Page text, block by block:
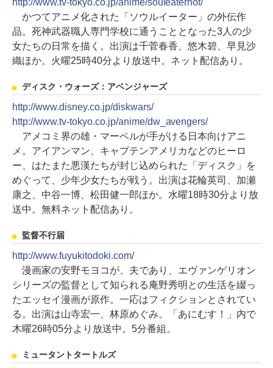
http://www.tv-tokyo.co.jp/anime/souleaternot/
かつてアニメ化された「ソウルイーター」の外伝作
品。死神武器職人専門学校に通うこととなった3人の少
女たちの日常を描く。出演は千菅春香、悠木碧、早見沙
織ほか。火曜25時40分より放送中。ネット配信あり。
ディスク・ウォーズ：アベンジャーズ
http://www.disney.co.jp/diskwars/
http://www.tv-tokyo.co.jp/anime/dw_avengers/
アメコミ界の雄・マーベルが手がける日本向けアニ
メ。アイアンマン、キャプテンアメリカなどのヒーロ
ー、はたまた悪漢たちが封じ込められた「ディスク」を
めぐって、少年少女たちが戦う。出演は花輪英司、加瀬
康之、中谷一博、松田健一郎ほか。水曜18時30分より放
送中。無料ネット配信あり。
監督不行届
http://www.fuyukitodoki.com/
漫画家の安野モヨコが、夫であり、エヴァンゲリオン
シリーズの監督として知られる庵野秀明との生活を綴っ
たエッセイ漫画が原作。一応はフィクションとされてい
る。出演は山寺宏一、林原めぐみ。「あにむす！」内で
木曜26時05分より放送中。5分番組。
ミュータントタートルズ